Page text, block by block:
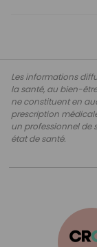
Les informations
la santé, au bien-
ne constituent en
prescription
un professionnel de
état de santé.